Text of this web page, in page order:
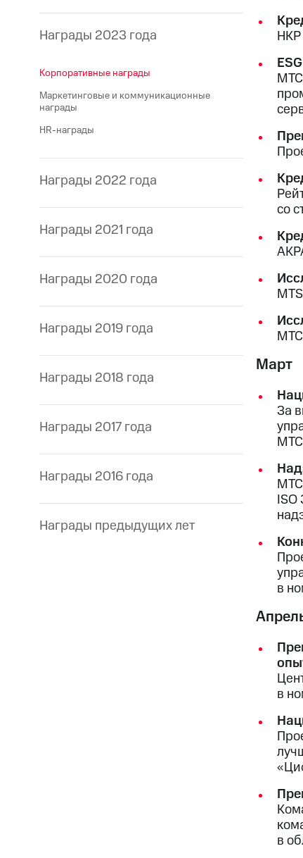
Награды 2023 года
Корпоративные награды
Маркетинговые и коммуникационные
награды
HR-награды
Награды 2022 года
Награды 2021 года
Награды 2020 года
Награды 2019 года
Награды 2018 года
Награды 2017 года
Награды 2016 года
Награды предыдущих лет
НКР
МТС
со
Март
За
МТС
в
в
в